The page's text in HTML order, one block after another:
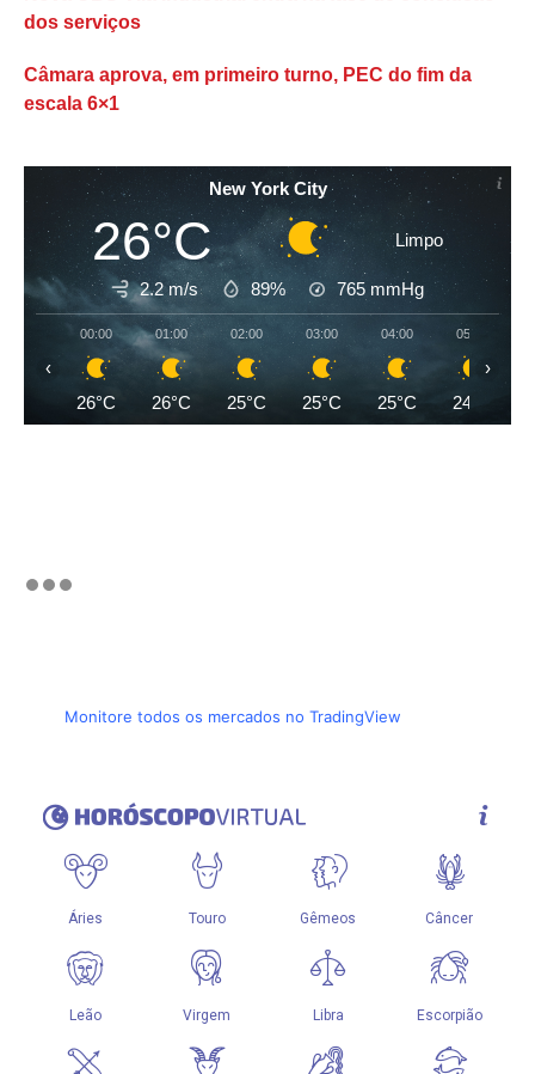
dos serviços
Câmara aprova, em primeiro turno, PEC do fim da
escala 6×1
New York City
26°C Limpo
2.2 m/s 89% 765 mmHg
00:00
26°C
01:00
26°C
02:00
25°C
03:00
25°C
04:00
25°C
05:00
24°C
‹ ›
Monitore todos os mercados no TradingView